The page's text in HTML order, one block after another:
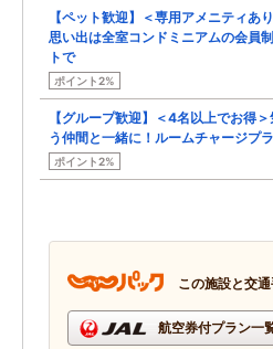
【ペット歓迎】＜専用アメニティあ
思い出は全室コンドミニアムの会員
トで
ポイント2%
【グループ歓迎】＜4名以上でお得
う仲間と一緒に！ルームチャージプ
ポイント2%
この施設と交
航空券付プラン一